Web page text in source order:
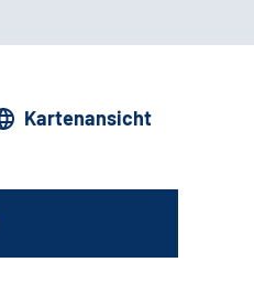
Kartenansicht